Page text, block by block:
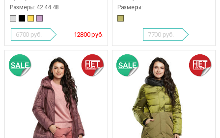
Размеры: 42 44 48
12800 руб.
6700 руб.
Размеры:
7700 руб.